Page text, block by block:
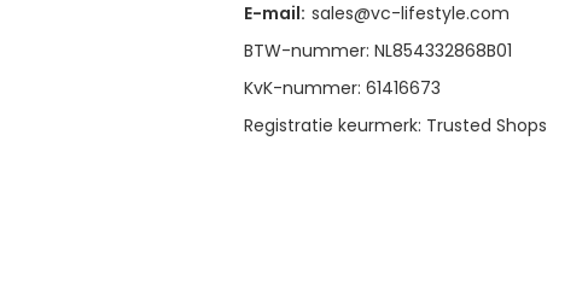
E-mail: sales@vc-lifestyle.com
BTW-nummer: NL854332868B01
KvK-nummer: 61416673
Registratie keurmerk: Trusted Shops